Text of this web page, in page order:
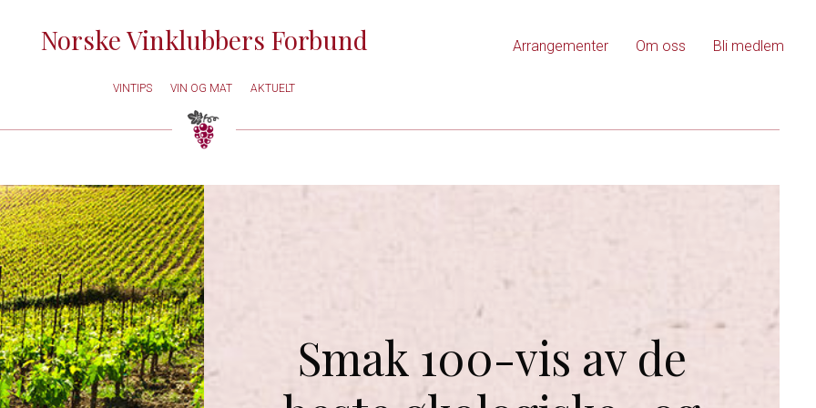
Norske Vinklubbers Forbund Arrangementer Om oss Bli medlem
VINTIPS VIN OG MAT AKTUELT
Smak 100-vis av de